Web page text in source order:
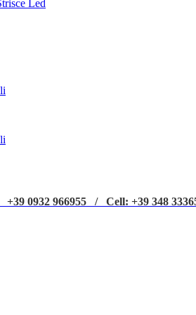
0932 966955 / Cell: +39 348